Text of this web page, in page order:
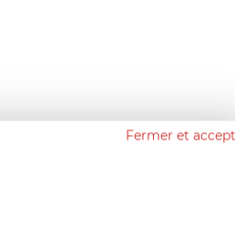
Fermer et